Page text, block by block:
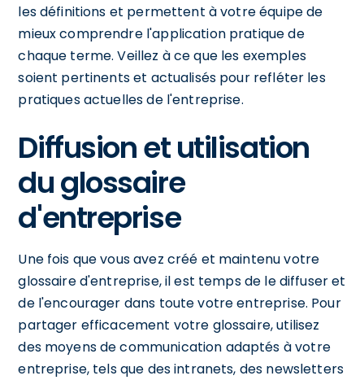
les définitions et permettent à votre équipe de
mieux comprendre l'application pratique de
chaque terme. Veillez à ce que les exemples
soient pertinents et actualisés pour refléter les
pratiques actuelles de l'entreprise.
Diffusion et utilisation
du glossaire
d'entreprise
Une fois que vous avez créé et maintenu votre
glossaire d'entreprise, il est temps de le diffuser et
de l'encourager dans toute votre entreprise. Pour
partager efficacement votre glossaire, utilisez
des moyens de communication adaptés à votre
entreprise, tels que des intranets, des newsletters